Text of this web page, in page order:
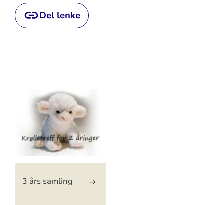
Del lenke
Artikkelsnarveger
3 års samling